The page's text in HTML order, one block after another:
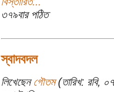
৩৭৯বার পঠিত
স্বাদবদল
লিখেছেন গৌতম(তারিখ: রবি,